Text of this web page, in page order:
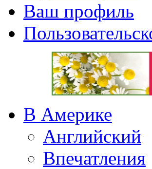
Ваш профиль
В Америке
Английский
Впечатления